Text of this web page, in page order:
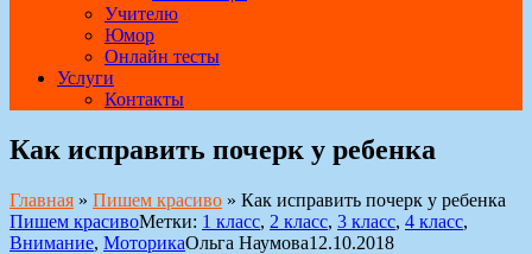
Учителю
Юмор
Онлайн тесты
Услуги
Контакты
Как исправить почерк у ребенка
Главная » Пишем красиво » Как исправить почерк у ребенка
Пишем красивоМетки: 1 класс, 2 класс, 3 класс, 4 класс,
Внимание, МоторикаОльга Наумова12.10.2018